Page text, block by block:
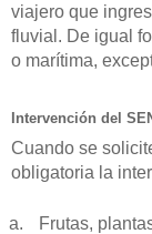
viajero que
fluvial. De igual
o marítima,
Intervención del
Cuando se
obligatoria la
Frutas,